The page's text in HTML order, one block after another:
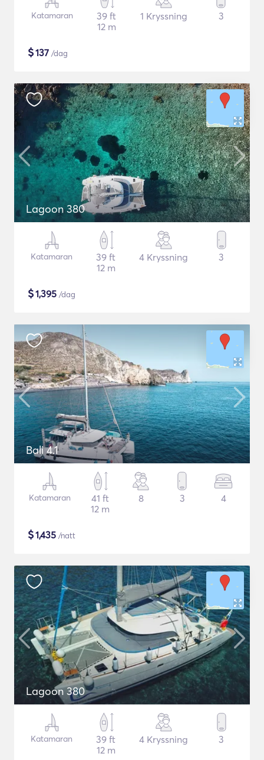
Katamaran
39 ft
12 m
1 Kryssning 3
$137 /dag
Lagoon 380
Katamaran
39 ft
12 m
4 Kryssning 3
$1,395 /dag
Bali 4.1
Katamaran
41 ft
12 m
8 3 4
$1,435 /natt
Lagoon 380
Katamaran
39 ft
12 m
4 Kryssning 3